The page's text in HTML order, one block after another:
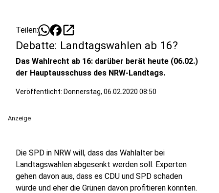
Teilen: open_in_new
Debatte: Landtagswahlen ab 16?
Das Wahlrecht ab 16: darüber berät heute (06.02.)
der Hauptausschuss des NRW-Landtags.
Veröffentlicht: Donnerstag, 06.02.2020 08:50
Anzeige
Die SPD in NRW will, dass das Wahlalter bei
Landtagswahlen abgesenkt werden soll. Experten
gehen davon aus, dass es CDU und SPD schaden
würde und eher die Grünen davon profitieren könnten.